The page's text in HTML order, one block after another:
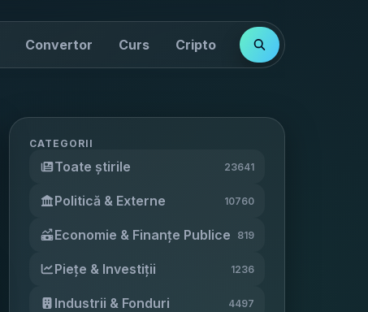
Convertor Curs Cripto Cotații
CATEGORII
Toate știrile 23641
Politică & Externe 10760
Economie & Finanțe Publice 819
Piețe & Investiții 1236
Industrii & Fonduri 4497